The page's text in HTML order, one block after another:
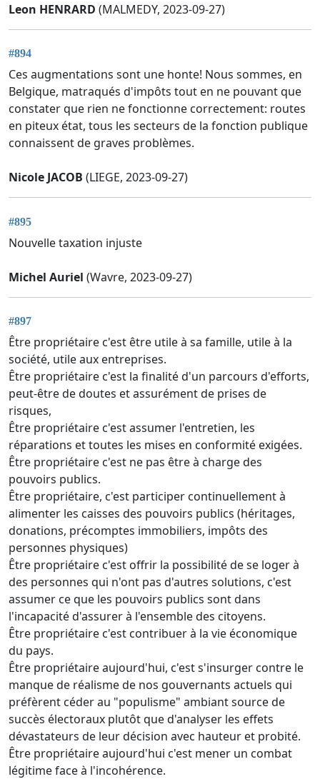
Leon HENRARD (MALMEDY, 2023-09-27)
#894
Ces augmentations sont une honte! Nous sommes, en
Belgique, matraqués d'impôts tout en ne pouvant que
constater que rien ne fonctionne correctement: routes
en piteux état, tous les secteurs de la fonction publique
connaissent de graves problèmes.
Nicole JACOB (LIEGE, 2023-09-27)
#895
Nouvelle taxation injuste
Michel Auriel (Wavre, 2023-09-27)
#897
Être propriétaire c'est être utile à sa famille, utile à la
société, utile aux entreprises.
Être propriétaire c'est la finalité d'un parcours d'efforts,
peut-être de doutes et assurément de prises de
risques,
Être propriétaire c'est assumer l'entretien, les
réparations et toutes les mises en conformité exigées.
Être propriétaire c'est ne pas être à charge des
pouvoirs publics.
Être propriétaire, c'est participer continuellement à
alimenter les caisses des pouvoirs publics (héritages,
donations, précomptes immobiliers, impôts des
personnes physiques)
Être propriétaire c'est offrir la possibilité de se loger à
des personnes qui n'ont pas d'autres solutions, c'est
assumer ce que les pouvoirs publics sont dans
l'incapacité d'assurer à l'ensemble des citoyens.
Être propriétaire c'est contribuer à la vie économique
du pays.
Être propriétaire aujourd'hui, c'est s'insurger contre le
manque de réalisme de nos gouvernants actuels qui
préfèrent céder au "populisme" ambiant source de
succès électoraux plutôt que d'analyser les effets
dévastateurs de leur décision avec hauteur et probité.
Être propriétaire aujourd'hui c'est mener un combat
légitime face à l'incohérence.